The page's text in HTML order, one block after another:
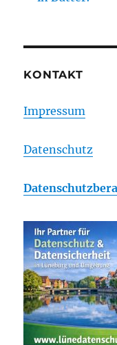
KONTAKT
Impressum
Datenschutz